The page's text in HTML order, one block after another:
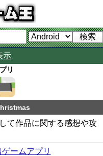
示
リ
て作品に関する感想や攻
ームアプリ